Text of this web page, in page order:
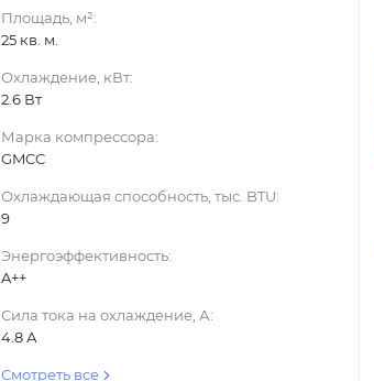
Площадь, м²:
25 кв. м.
Охлаждение, кВт:
2.6 Вт
Марка компрессора:
GMCC
Охлаждающая способность, тыс. BTU:
9
Энергоэффективность:
A++
Сила тока на охлаждение, А:
4.8 А
Смотреть все